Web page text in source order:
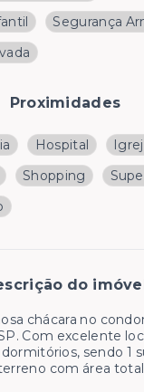
Segurança
Proximidades
Hospital
Shopping
do
chácara no
Com excelente
sendo 1
com área